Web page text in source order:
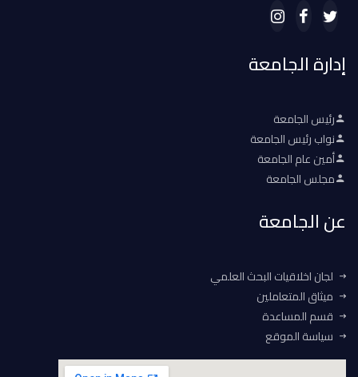
إدارة الجامعة
رئيس الجامعة
نواب رئيس الجامعة
أمين عام الجامعة
مجلس الجامعة
عن الجامعة
لجان اخلاقيات البحث العلمي
ميثاق المتعاملين
قسم المساعدة
سياسة الموقع